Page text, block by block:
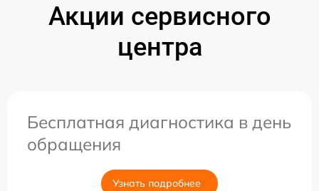
Акции сервисного
центра
Бесплатная диагностика в день
обращения
Узнать подробнее